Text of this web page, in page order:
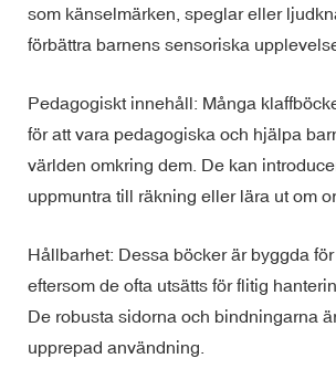
som känselmärken, speglar eller
förbättra barnens sensoriska
Pedagogiskt innehåll: Många
för att vara pedagogiska och hjälpa
världen omkring dem. De kan
uppmuntra till räkning eller lära ut om
Hållbarhet: Dessa böcker är byggda för
eftersom de ofta utsätts för flitig
De robusta sidorna och bindningarna
upprepad användning.